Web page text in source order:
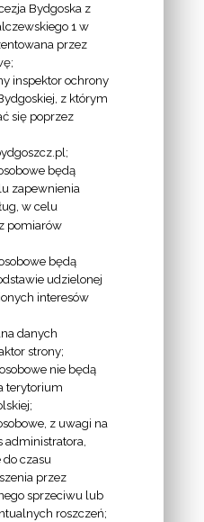
Bydgoska z
1 w
przez
inspektor ochrony
z którym
się poprzez
będą
zapewnienia
w celu
pomiarów
będą
udzielonej
interesów
danych
strony;
nie będą
terytorium
z uwagi na
administratora,
czasu
przez
sprzeciwu lub
roszczeń;